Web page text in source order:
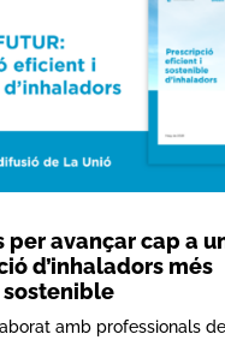
per avançar cap a
d’inhaladors més
amb professionals de